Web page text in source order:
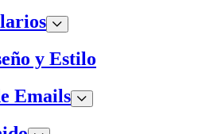
y Estilo
Emails